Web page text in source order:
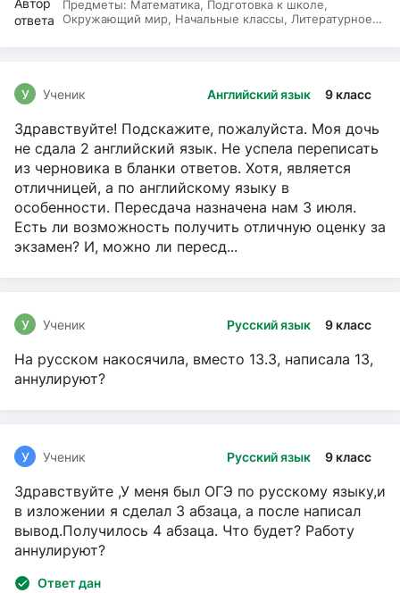
Предметы: Математика, Подготовка к школе,
Окружающий мир, Начальные классы, Литературное
Английский язык 9 класс
У Ученик
Здравствуйте! Подскажите, пожалуйста. Моя дочь
не сдала 2 английский язык. Не успела переписать
из черновика в бланки ответов. Хотя, является
отличницей, а по английскому языку в
особенности. Пересдача назначена нам 3 июля.
Есть ли возможность получить отличную оценку за
экзамен? И, можно ли пересд...
Русский язык 9 класс
У Ученик
На русском накосячила, вместо 13.3, написала 13,
аннулируют?
Русский язык 9 класс
У Ученик
Здравствуйте ,У меня был ОГЭ по русскому языку,и
в изложении я сделал 3 абзаца, а после написал
вывод.Получилось 4 абзаца. Что будет? Работу
аннулируют?
Ответ дан